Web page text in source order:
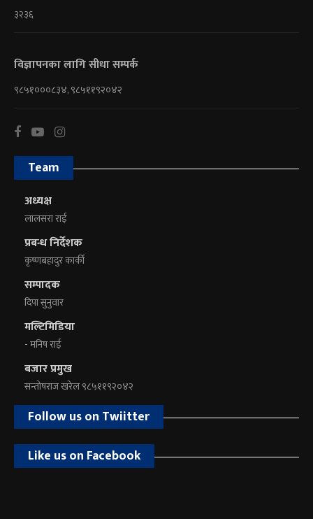
३२३६
विज्ञापनका लागि सीधा सम्पर्क
९८५१०००८३४, ९८५११९२०४२
Team
अध्यक्ष
लालसरा राई
प्रबन्ध निर्देशक
कृष्णबहादुर कार्की
सम्पादक
दिपा सुनुवार
मल्टिमिडिया
- मनिष राई
बजार प्रमुख
सन्तोषराज खरेल ९८५११९२०४२
Follow us on Twiitter
Like us on Facebook